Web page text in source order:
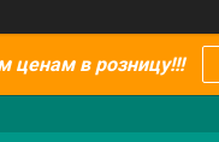
ценам в розницу!!!